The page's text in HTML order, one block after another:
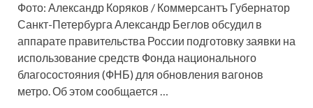
Фото: Александр Коряков / Коммерсантъ Губернатор
Санкт-Петербурга Александр Беглов обсудил в
аппарате правительства России подготовку заявки на
использование средств Фонда национального
благосостояния (ФНБ) для обновления вагонов
метро. Об этом сообщается …